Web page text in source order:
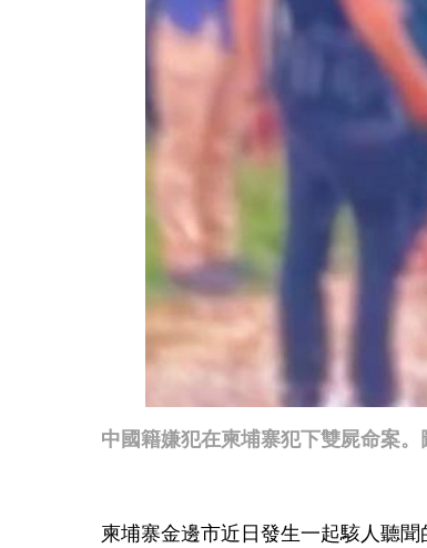
中國籍嫌犯在柬埔寨犯下雙屍命案
柬埔寨金邊市近日發生一起駭人聽